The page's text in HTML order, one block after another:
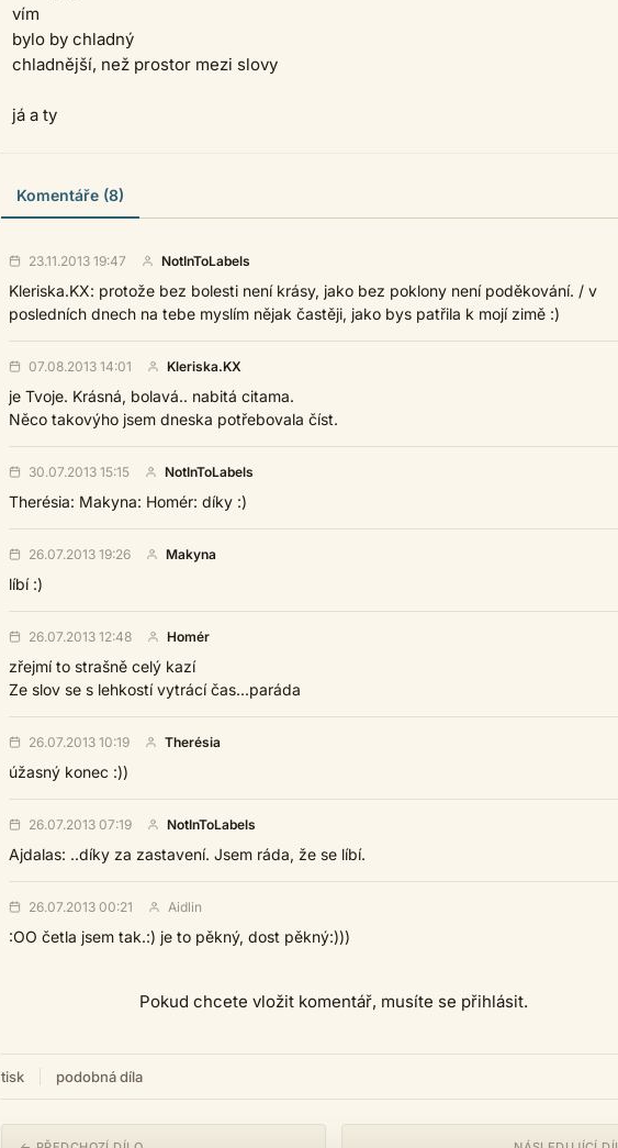
vím
bylo by chladný
chladnější, než prostor mezi slovy
já a ty
Komentáře (8)
23.11.2013 19:47 NotInToLabels
Kleriska.KX: protože bez bolesti není krásy, jako bez poklony není poděkování. / v
posledních dnech na tebe myslím nějak častěji, jako bys patřila k mojí zimě :)
07.08.2013 14:01 Kleriska.KX
je Tvoje. Krásná, bolavá.. nabitá citama.
Něco takovýho jsem dneska potřebovala číst.
30.07.2013 15:15 NotInToLabels
Therésia: Makyna: Homér: díky :)
26.07.2013 19:26 Makyna
líbí :)
26.07.2013 12:48 Homér
zřejmí to strašně celý kazí
Ze slov se s lehkostí vytrácí čas...paráda
26.07.2013 10:19 Therésia
úžasný konec :))
26.07.2013 07:19 NotInToLabels
Ajdalas: ..díky za zastavení. Jsem ráda, že se líbí.
26.07.2013 00:21 Aidlin
:OO četla jsem tak.:) je to pěkný, dost pěkný:)))
Pokud chcete vložit komentář, musíte se přihlásit.
tisk podobná díla